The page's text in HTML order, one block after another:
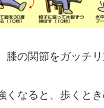
膝の関節をガッチ
くなると、歩くと